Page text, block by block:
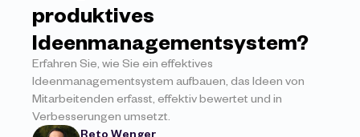
produktives
Ideenmanagementsystem?
Erfahren Sie, wie Sie ein effektives
Ideenmanagementsystem aufbauen, das Ideen von
Mitarbeitenden erfasst, effektiv bewertet und in
Verbesserungen umsetzt.
Reto Wenger